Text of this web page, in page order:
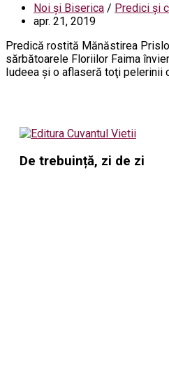
Noi și Biserica / Predici și
apr. 21, 2019
Predică rostită Mănăstirea
sărbătoarele Floriilor Faima
Iudeea şi o aflaseră toţi pelerinii
De trebuință, zi de zi